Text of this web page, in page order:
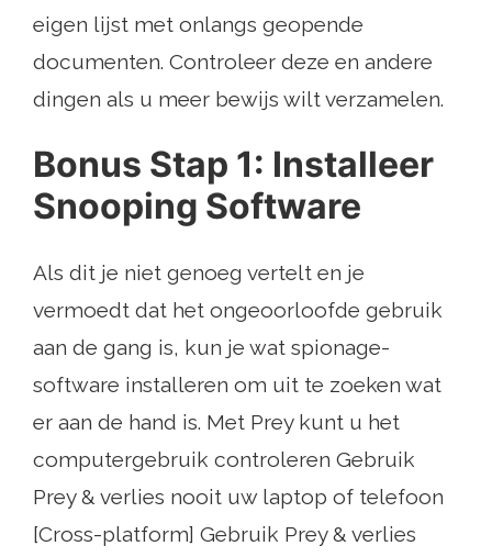
eigen lijst met onlangs geopende
documenten. Controleer deze en andere
dingen als u meer bewijs wilt verzamelen.
Bonus Stap 1: Installeer
Snooping Software
Als dit je niet genoeg vertelt en je
vermoedt dat het ongeoorloofde gebruik
aan de gang is, kun je wat spionage-
software installeren om uit te zoeken wat
er aan de hand is. Met Prey kunt u het
computergebruik controleren Gebruik
Prey & verlies nooit uw laptop of telefoon
[Cross-platform] Gebruik Prey & verlies